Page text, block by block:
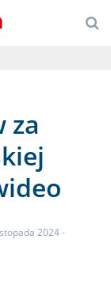
za
2024 -